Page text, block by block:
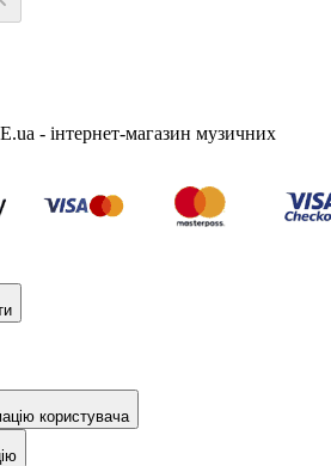
- інтернет-магазин музичних
користувача